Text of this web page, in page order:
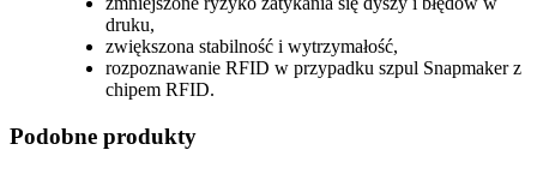
druku,
zwiększona stabilność i wytrzymałość,
rozpoznawanie RFID w przypadku szpul Snapmaker z
chipem RFID.
Podobne produkty